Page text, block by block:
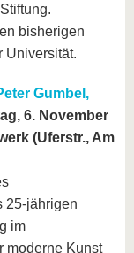
bisherigen
Universität.
Gumbel,
6. November
(Uferstr., Am
25-jährigen
im
moderne Kunst